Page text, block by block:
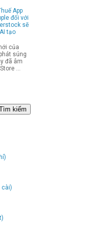
App
đối với
sẽ
tạo
của
súng
đã âm
...
cài)